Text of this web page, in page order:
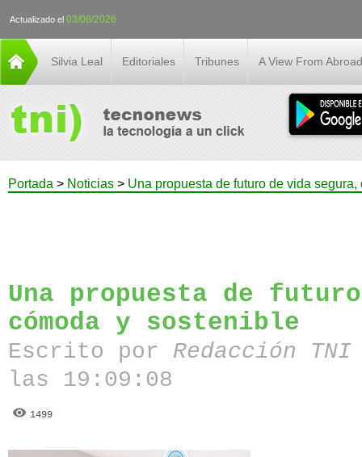
Actualizado el 03/08/2026
Silvia Leal Editoriales Tribunes A View From Abroad
Portada > Noticias > Una propuesta de futuro de vida
Una propuesta de
cómoda y sostenible
Escrito por Redacción
las 19:09:08
1499